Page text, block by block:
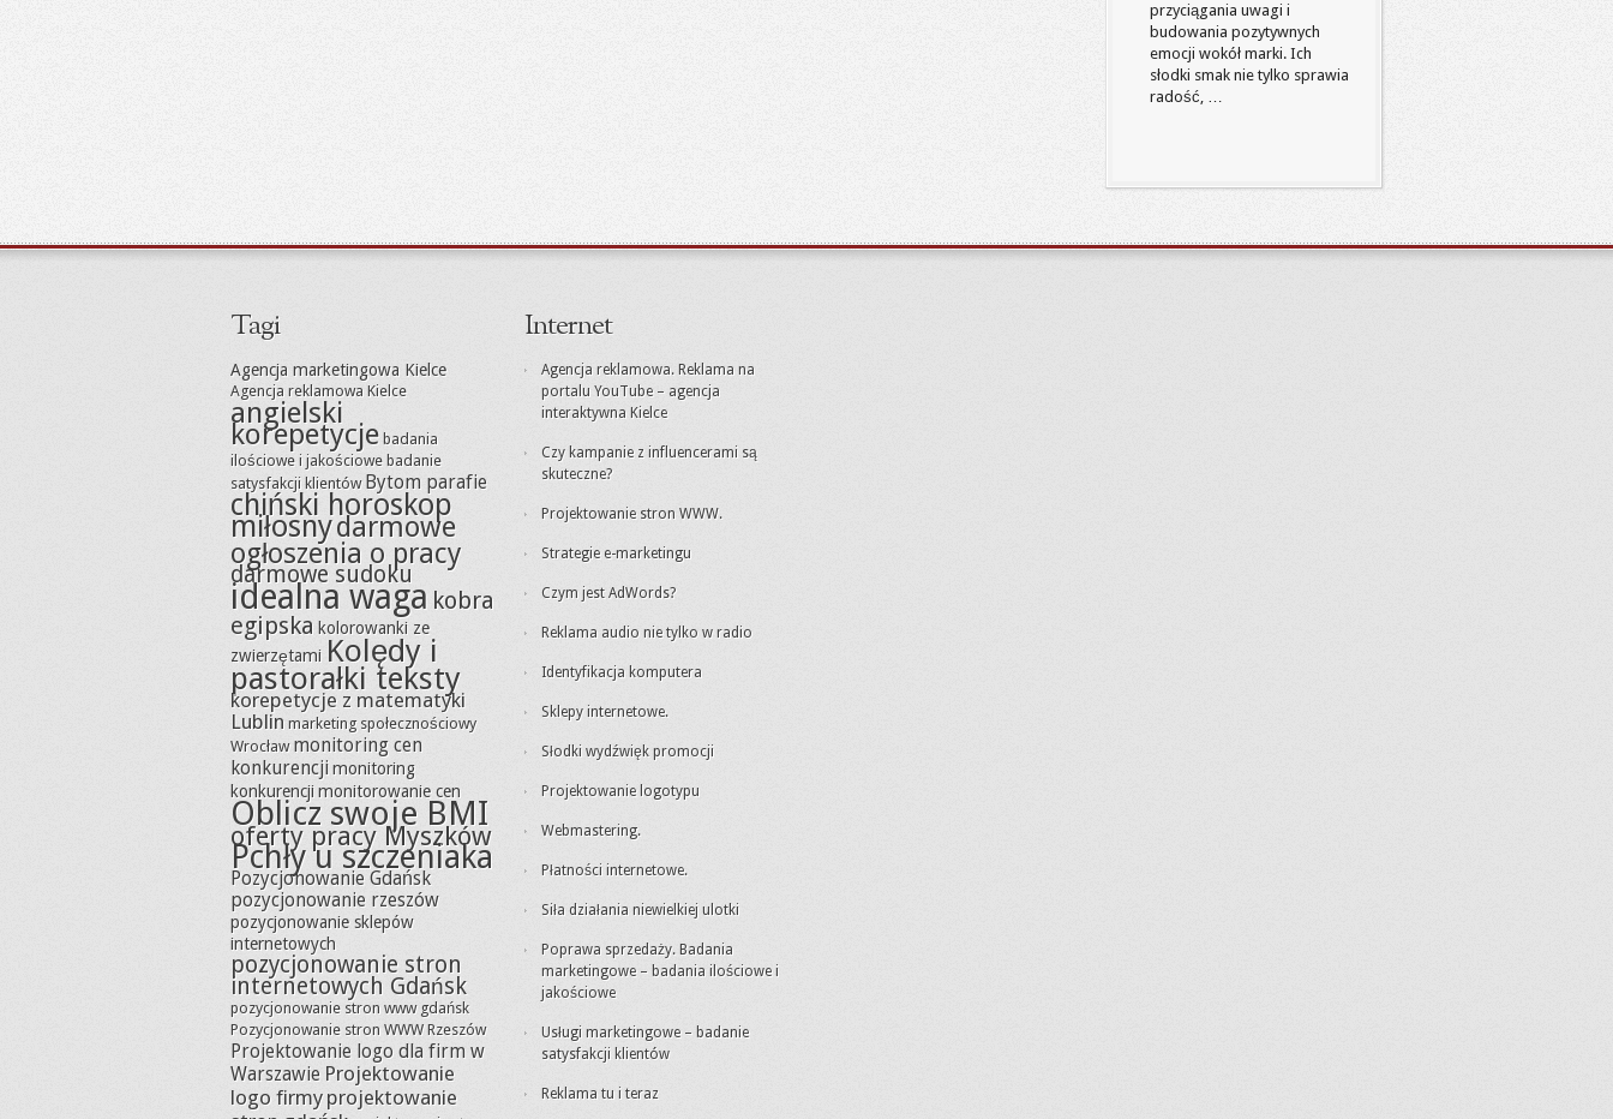
przyciągania uwagi i
budowania pozytywnych
emocji wokół marki. Ich
słodki smak nie tylko sprawia
radość, …
Tagi
Agencja marketingowa Kielce
Agencja reklamowa Kielce
angielski
korepetycje badania
ilościowe i jakościowe badanie
satysfakcji klientów Bytom parafie
chiński horoskop
miłosnydarmowe
ogłoszenia o pracy
darmowe sudoku
idealna waga kobra
egipska kolorowanki ze
zwierzętami Kolędy i
pastorałki teksty
korepetycje z matematyki
Lublin marketing społecznościowy
Wrocław monitoring cen
konkurencjimonitoring
konkurencjimonitorowanie cen
Oblicz swoje BMI
oferty pracy Myszków
Pchły u szczeniaka
Pozycjonowanie Gdańsk
pozycjonowanie rzeszów
pozycjonowanie sklepów
internetowych
pozycjonowanie stron
internetowych Gdańsk
pozycjonowanie stron www gdańsk
Pozycjonowanie stron WWW Rzeszów
Projektowanie logo dla firm w
Warszawie Projektowanie
logo firmy projektowanie
Internet
Agencja reklamowa. Reklama na
portalu YouTube – agencja
interaktywna Kielce
Czy kampanie z influencerami są
skuteczne?
Projektowanie stron WWW.
Strategie e-marketingu
Czym jest AdWords?
Reklama audio nie tylko w radio
Identyfikacja komputera
Sklepy internetowe.
Słodki wydźwięk promocji
Projektowanie logotypu
Webmastering.
Płatności internetowe.
Siła działania niewielkiej ulotki
Poprawa sprzedaży. Badania
marketingowe – badania ilościowe i
jakościowe
Usługi marketingowe – badanie
satysfakcji klientów
Reklama tu i teraz